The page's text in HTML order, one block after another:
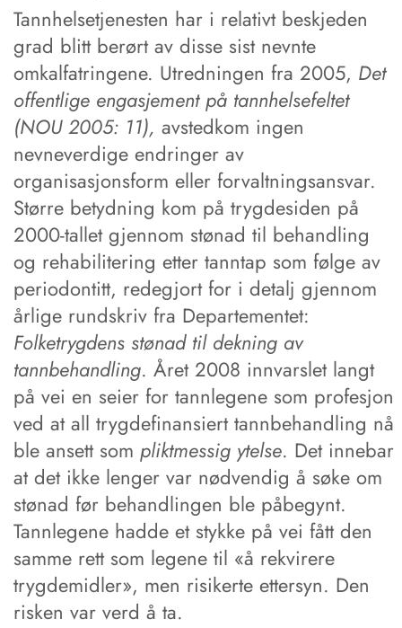
Tannhelsetjenesten har i relativt beskjeden
grad blitt berørt av disse sist nevnte
omkalfatringene. Utredningen fra 2005, Det
offentlige engasjement på tannhelsefeltet
(NOU 2005: 11), avstedkom ingen
nevneverdige endringer av
organisasjonsform eller forvaltningsansvar.
Større betydning kom på trygdesiden på
2000-tallet gjennom stønad til behandling
og rehabilitering etter tanntap som følge av
periodontitt, redegjort for i detalj gjennom
årlige rundskriv fra Departementet:
Folketrygdens stønad til dekning av
tannbehandling. Året 2008 innvarslet langt
på vei en seier for tannlegene som profesjon
ved at all trygdefinansiert tannbehandling nå
ble ansett som pliktmessig ytelse. Det innebar
at det ikke lenger var nødvendig å søke om
stønad før behandlingen ble påbegynt.
Tannlegene hadde et stykke på vei fått den
samme rett som legene til «å rekvirere
trygdemidler», men risikerte ettersyn. Den
risken var verd å ta.